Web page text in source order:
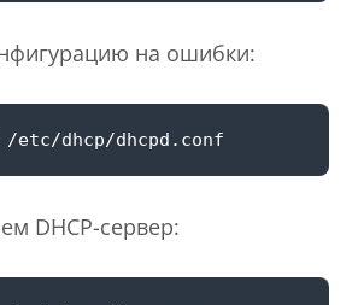
на ошибки:
DHCP-сервер: